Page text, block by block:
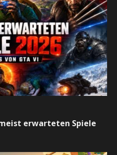
erwarteten Spiele